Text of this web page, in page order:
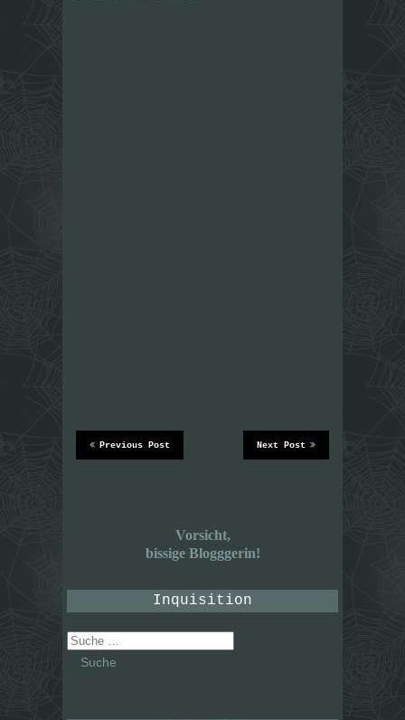
Next Post
Previous Post
Vorsicht,
bissige Blogggerin!
Inquisition
Suche
nach: